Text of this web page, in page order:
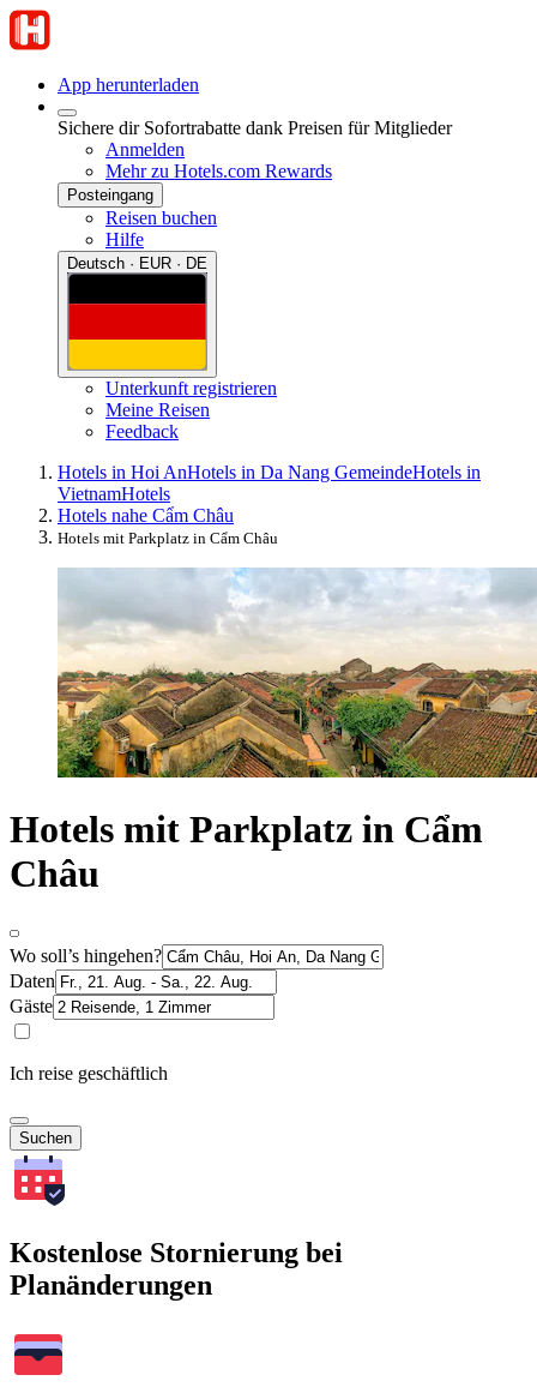
App herunterladen
Sichere dir Sofortrabatte dank Preisen für Mitglieder
Anmelden
Mehr zu Hotels.com Rewards
Posteingang
Reisen buchen
Hilfe
Deutsch · EUR · DE
Unterkunft registrieren
Meine Reisen
Feedback
Hotels in Hoi AnHotels in Da Nang GemeindeHotels in
VietnamHotels
Hotels nahe Cẩm Châu
Hotels mit Parkplatz in Cẩm Châu
Hotels mit Parkplatz in Cẩm
Châu
Wo soll’s hingehen?
Daten
Gäste
Ich reise geschäftlich
Suchen
Kostenlose Stornierung bei
Planänderungen